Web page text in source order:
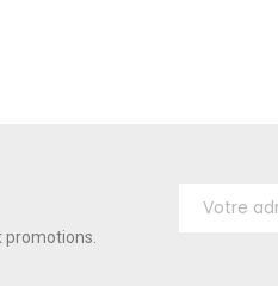
promotions.